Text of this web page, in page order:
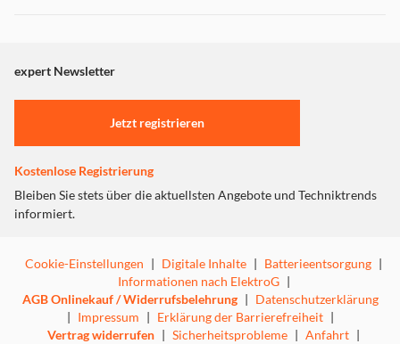
Das Beats iPhone 17 Pro Max Rugged Case ist mit
für effizientes kabelloses Laden.
Highlights
Besonders robustes Triple‑Shot Design
Ultrastabile Rückseite aus Polymer
Seitenwände und Ecken stoßdämpfend
Texturierte matte Außenseite für rutschfesten Griff
"Marketing".
Einstellungen anpassen
expert Newsletter
Jetzt registrieren
Kostenlose Registrierung
Bleiben Sie stets über die aktuellsten Angebote und Techniktrends
informiert.
Cookie-Einstellungen | Digitale Inhalte | Batterieentsorgung |
Informationen nach ElektroG |
AGB Onlinekauf / Widerrufsbelehrung | Datenschutzerklärung
| Impressum | Erklärung der Barrierefreiheit |
Vertrag widerrufen | Sicherheitsprobleme | Anfahrt |